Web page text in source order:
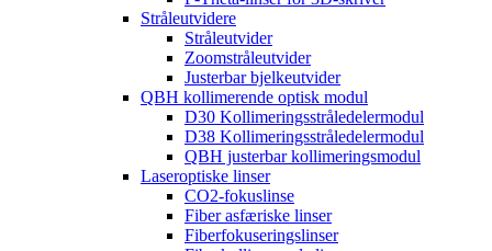
Stråleutvidere
Stråleutvider
Zoomstråleutvider
Justerbar bjelkeutvider
QBH kollimerende optisk modul
D30 Kollimeringsstråledelermodul
D38 Kollimeringsstråledelermodul
QBH justerbar kollimeringsmodul
Laseroptiske linser
CO2-fokuslinse
Fiber asfæriske linser
Fiberfokuseringslinser